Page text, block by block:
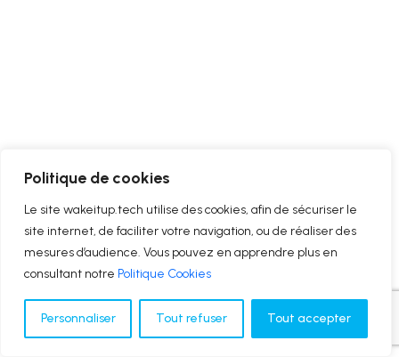
Politique de cookies
Le site wakeitup.tech utilise des cookies, afin de sécuriser le
site internet, de faciliter votre navigation, ou de réaliser des
mesures d’audience. Vous pouvez en apprendre plus en
consultant notre Politique Cookies
Personnaliser Tout refuser Tout accepter